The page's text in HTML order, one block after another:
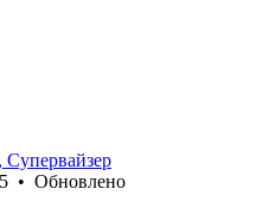
• Обновлено